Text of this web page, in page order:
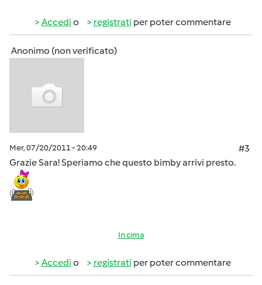
Accedi o registrati per poter commentare
Anonimo (non verificato)
Mer, 07/20/2011 - 20:49
#3
Grazie Sara! Speriamo che questo bimby arrivi presto.
In cima
Accedi o registrati per poter commentare